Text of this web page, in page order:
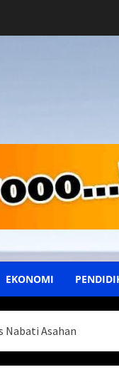
EKONOMI
Nabati Asahan